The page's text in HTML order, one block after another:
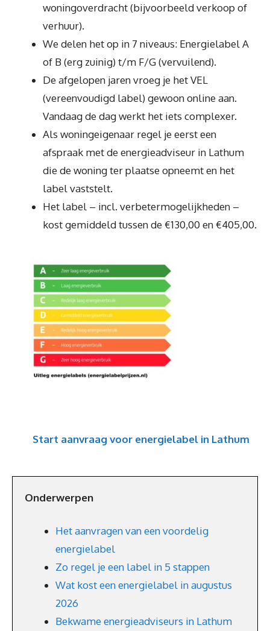
woningoverdracht (bijvoorbeeld verkoop of
verhuur).
We delen het op in 7 niveaus: Energielabel A
of B (erg zuinig) t/m F/G (vervuilend).
De afgelopen jaren vroeg je het VEL
(vereenvoudigd label) gewoon online aan.
Vandaag de dag werkt het iets complexer.
Als woningeigenaar regel je eerst een
afspraak met de energieadviseur in Lathum
die de woning ter plaatse opneemt en het
label vaststelt.
Het label – incl. verbetermogelijkheden –
kost gemiddeld tussen de €130,00 en €405,00.
Start aanvraag voor energielabel in Lathum
Onderwerpen
Het aanvragen van een voordelig
energielabel
Zo regel je een label in 5 stappen
Wat kost een energielabel in augustus
2026
Bekwame energieadviseurs in Lathum